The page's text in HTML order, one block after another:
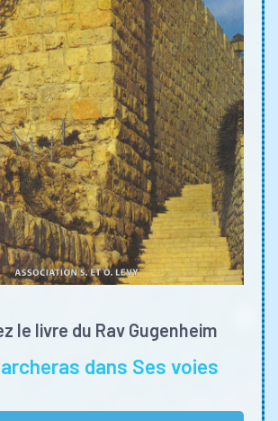
le livre du Rav Gugenheim
dans Ses voies